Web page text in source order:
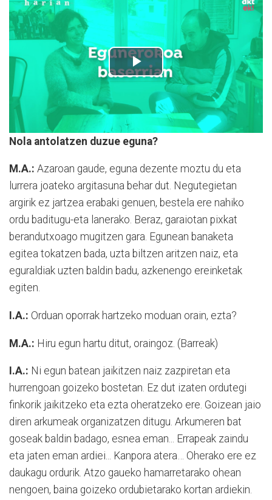
Nola antolatzen duzue eguna?
M.A.: Azaroan gaude, eguna dezente moztu du eta
lurrera joateko argitasuna behar dut. Negutegietan
argirik ez jartzea erabaki genuen, bestela ere nahiko
ordu baditugu-eta lanerako. Beraz, garaiotan pixkat
berandutxoago mugitzen gara. Egunean banaketa
egitea tokatzen bada, uzta biltzen aritzen naiz, eta
eguraldiak uzten baldin badu, azkenengo ereinketak
egiten.
I.A.: Orduan oporrak hartzeko moduan orain, ezta?
M.A.: Hiru egun hartu ditut, oraingoz. (Barreak)
I.A.: Ni egun batean jaikitzen naiz zazpiretan eta
hurrengoan goizeko bostetan. Ez dut izaten ordutegi
finkorik jaikitzeko eta ezta oheratzeko ere. Goizean jaio
diren arkumeak organizatzen ditugu. Arkumeren bat
goseak baldin badago, esnea eman... Errapeak zaindu
eta jaten eman ardiei... Kanpora atera… Oherako ere ez
daukagu ordurik. Atzo gaueko hamarretarako ohean
nengoen, baina goizeko ordubietarako kortan ardiekin.